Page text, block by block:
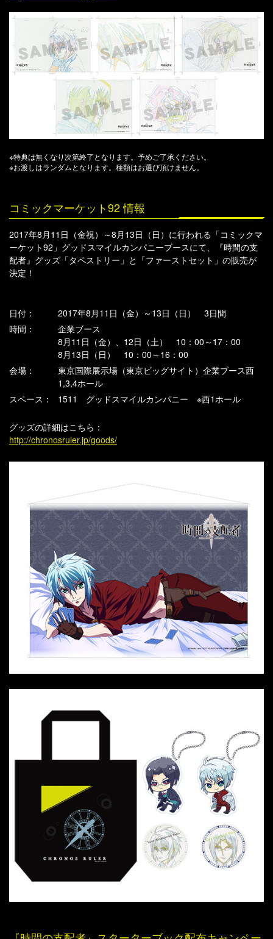
※特典は無くなり次第終了となります。予めご了承ください。
※お渡しはランダムとなります。種類はお選び頂けません。
コミックマーケット92 情報
2017年8月11日（金祝）～8月13日（日）に行われる「コミックマ
ーケット92」グッドスマイルカンパニーブースにて、『時間の支
配者』グッズ「タペストリー」と「ファーストセット」の販売が
決定！
日付：
2017年8月11日（金）～13日（日） 3日間
時間：
企業ブース
8月11日（金）、12日（土） 10：00～17：00
8月13日（日） 10：00～16：00
会場：
東京国際展示場（東京ビッグサイト）企業ブース西
1,3,4ホール
スペース：
1511 グッドスマイルカンパニー ※西1ホール
グッズの詳細はこちら：
http://chronosruler.jp/goods/